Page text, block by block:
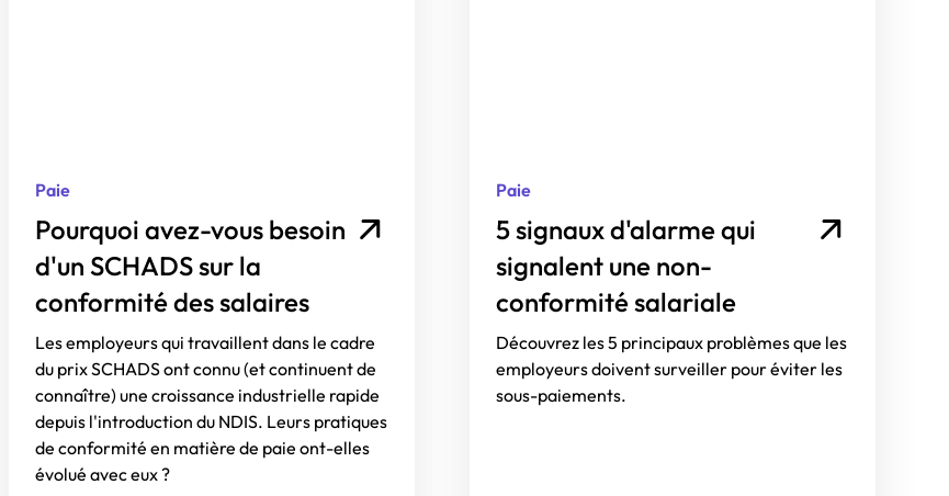
Paie
Pourquoi avez-vous besoin
d'un SCHADS sur la
conformité des salaires
Les employeurs qui travaillent dans le cadre
du prix SCHADS ont connu (et continuent de
connaître) une croissance industrielle rapide
depuis l'introduction du NDIS. Leurs pratiques
de conformité en matière de paie ont-elles
évolué avec eux ?
Paie
5 signaux d'alarme qui
signalent une non-
conformité salariale
Découvrez les 5 principaux problèmes que les
employeurs doivent surveiller pour éviter les
sous-paiements.